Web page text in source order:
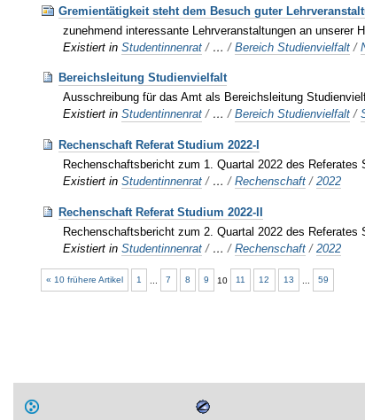
Gremientätigkeit steht dem Besuch guter
zunehmend interessante Lehrveranstaltungen an unserer
Existiert in Studentinnenrat / …/Bereich Studienvielfalt /
Bereichsleitung Studienvielfalt
Ausschreibung für das Amt als Bereichsleitung
Existiert in Studentinnenrat / …/Bereich Studienvielfalt /
Rechenschaft Referat Studium 2022-I
Rechenschaftsbericht zum 1. Quartal 2022 des Referates
Existiert in Studentinnenrat / …/Rechenschaft /2022
Rechenschaft Referat Studium 2022-II
Rechenschaftsbericht zum 2. Quartal 2022 des Referates
Existiert in Studentinnenrat / …/Rechenschaft /2022
« 10 frühere Artikel 1 7 8 9 10 11 12 13 59